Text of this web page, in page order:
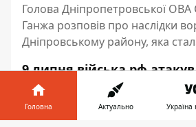
Голова Дніпропетровської ОВА
Ганжа розповів про наслідки
Дніпровському району, яка
9 липня війська рф
Дніпровський район
.
на території приватного
домоволодіння. Люди не
Головна Актуально Україна